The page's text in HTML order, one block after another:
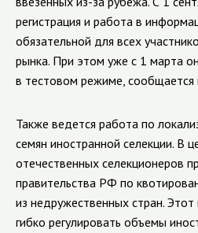
регистрация и работа в
обязательной для всех
рынка. При этом уже с 1 марта
в тестовом режиме, сообщается
Также ведется работа по
семян иностранной селекции. В
отечественных селекционеров
правительства РФ по
из недружественных стран.
гибко регулировать объемы